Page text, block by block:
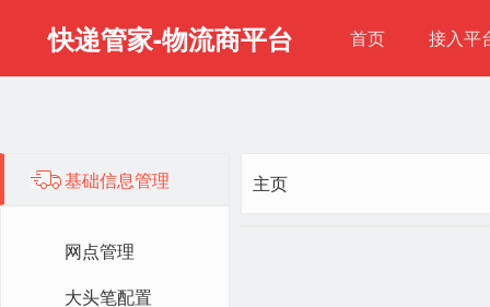
快递管家-物流商平台 首页 接入平
基础信息管理
网点管理
大头笔配置
主页